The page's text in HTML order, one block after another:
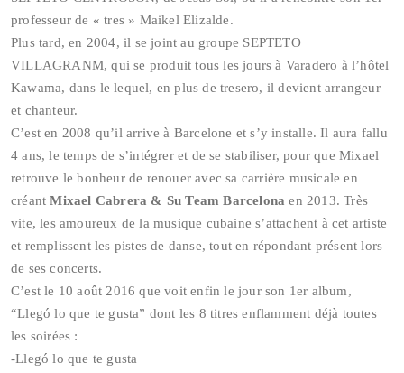
professeur de « tres » Maikel Elizalde.
Plus tard, en 2004, il se joint au groupe SEPTETO
VILLAGRANM, qui se produit tous les jours à Varadero à l’hôtel
Kawama, dans le lequel, en plus de tresero, il devient arrangeur
et chanteur.
C’est en 2008 qu’il arrive à Barcelone et s’y installe. Il aura fallu
4 ans, le temps de s’intégrer et de se stabiliser, pour que Mixael
retrouve le bonheur de renouer avec sa carrière musicale en
créantMixael Cabrera & Su Team Barcelona en 2013. Très
vite, les amoureux de la musique cubaine s’attachent à cet artiste
et remplissent les pistes de danse, tout en répondant présent lors
de ses concerts.
C’est le 10 août 2016 que voit enfin le jour son 1er album,
“Llegó lo que te gusta” dont les 8 titres enflamment déjà toutes
les soirées :
-Llegó lo que te gusta